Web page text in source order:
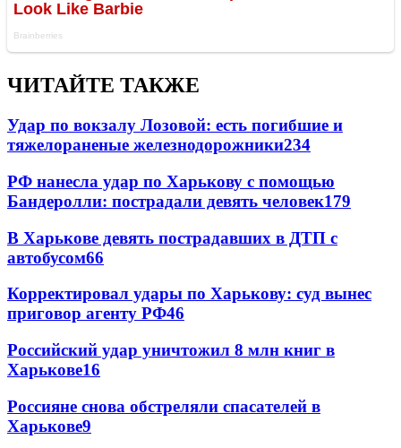
ЧИТАЙТЕ ТАКЖЕ
Удар по вокзалу Лозовой: есть погибшие и
тяжелораненые железнодорожники234
РФ нанесла удар по Харькову с помощью
Бандеролли: пострадали девять человек179
В Харькове девять пострадавших в ДТП с
автобусом66
Корректировал удары по Харькову: суд вынес
приговор агенту РФ46
Российский удар уничтожил 8 млн книг в
Харькове16
Россияне снова обстреляли спасателей в
Харькове9